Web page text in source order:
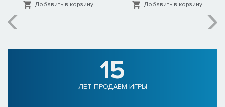
Добавить в корзину Добавить в корзину
15
ЛЕТ ПРОДАЕМ ИГРЫ